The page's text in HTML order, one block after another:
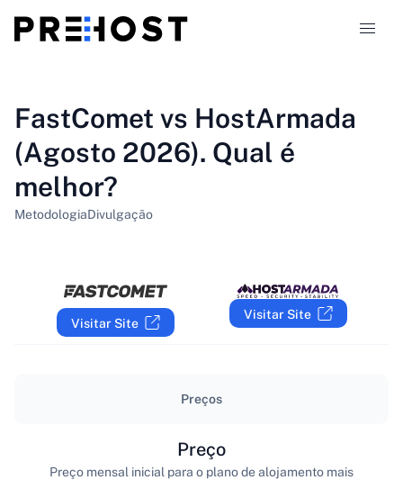
Comparações
PT-PT
FastComet vs HostArmada
(Agosto 2026). Qual é
melhor?
MetodologiaDivulgação
Visitar Site
Visitar Site
Preços
Preço
Preço mensal inicial para o plano de alojamento mais